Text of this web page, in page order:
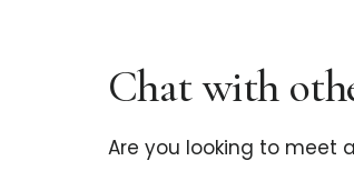
Chat with
Are you looking to meet